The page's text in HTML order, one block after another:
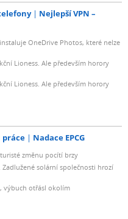
Nejlepší VPN –
OneDrive Photos, které nelze
Lioness. Ale především horory
Lioness. Ale především horory
práce Nadace EPCG
změnu pocítí brzy
solární společnosti hrozí
výbuch otřásl okolím